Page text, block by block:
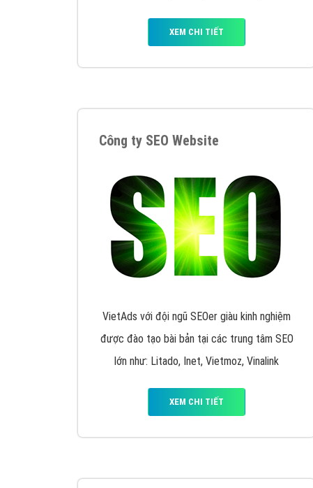
XEM CHI TIẾT
Công ty SEO Website
VietAds với đội ngũ SEOer giàu kinh nghiệm
được đào tạo bài bản tại các trung tâm SEO
lớn như: Litado, Inet, Vietmoz, Vinalink
XEM CHI TIẾT